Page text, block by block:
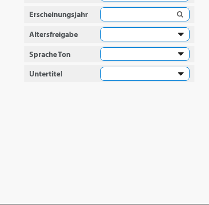
Erscheinungsjahr
Altersfreigabe
Sprache Ton
Untertitel